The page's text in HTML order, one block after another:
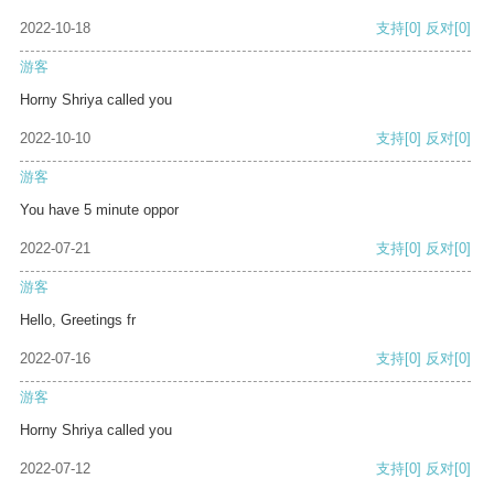
2022-10-18 支持[0] 反对[0]
游客
Horny Shriya called you
2022-10-10 支持[0] 反对[0]
游客
You have 5 minute oppor
2022-07-21 支持[0] 反对[0]
游客
Hello, Greetings fr
2022-07-16 支持[0] 反对[0]
游客
Horny Shriya called you
2022-07-12 支持[0] 反对[0]